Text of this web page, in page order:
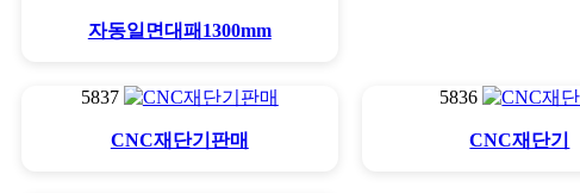
자동일면대패1300mm
5837
CNC재단기판매
5836
CNC재단기